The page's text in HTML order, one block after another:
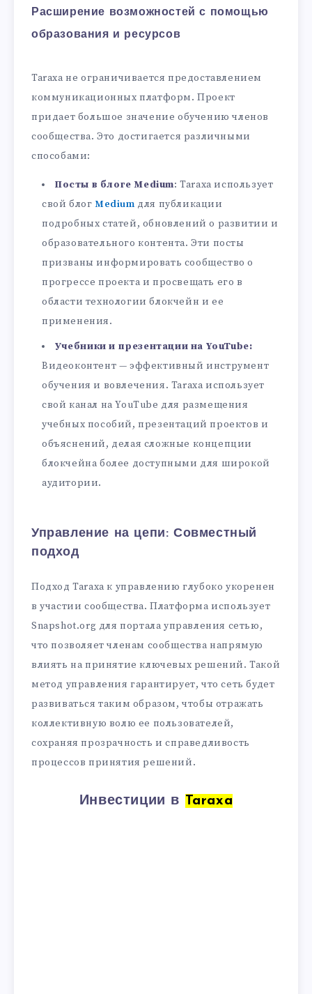
Расширение возможностей с помощью
образования и ресурсов
Taraxa не ограничивается предоставлением
коммуникационных платформ. Проект
придает большое значение обучению членов
сообщества. Это достигается различными
способами:
Посты в блоге Medium: Taraxa использует
свой блог Medium для публикации
подробных статей, обновлений о развитии и
образовательного контента. Эти посты
призваны информировать сообщество о
прогрессе проекта и просвещать его в
области технологии блокчейн и ее
применения.
Учебники и презентации на YouTube:
Видеоконтент — эффективный инструмент
обучения и вовлечения. Taraxa использует
свой канал на YouTube для размещения
учебных пособий, презентаций проектов и
объяснений, делая сложные концепции
блокчейна более доступными для широкой
аудитории.
Управление на цепи: Совместный
подход
Подход Taraxa к управлению глубоко укоренен
в участии сообщества. Платформа использует
Snapshot.org для портала управления сетью,
что позволяет членам сообщества напрямую
влиять на принятие ключевых решений. Такой
метод управления гарантирует, что сеть будет
развиваться таким образом, чтобы отражать
коллективную волю ее пользователей,
сохраняя прозрачность и справедливость
процессов принятия решений.
Инвестиции в Taraxa